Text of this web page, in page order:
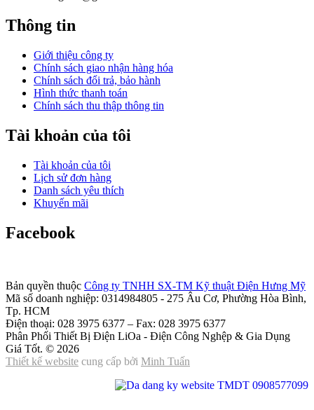
Thông tin
Giới thiệu công ty
Chính sách giao nhận hàng hóa
Chính sách đổi trả, bảo hành
Hình thức thanh toán
Chính sách thu thập thông tin
Tài khoản của tôi
Tài khoản của tôi
Lịch sử đơn hàng
Danh sách yêu thích
Khuyến mãi
Facebook
Bản quyền thuộc Công ty TNHH SX-TM Kỹ thuật Điện Hưng Mỹ
Mã số doanh nghiệp: 0314984805 - 275 Âu Cơ, Phường Hòa Bình,
Tp. HCM
Điện thoại: 028 3975 6377 – Fax: 028 3975 6377
Phân Phối Thiết Bị Điện LiOa - Điện Công Nghệp & Gia Dụng
Giá Tốt. © 2026
Thiết kế website cung cấp bởi Minh Tuấn